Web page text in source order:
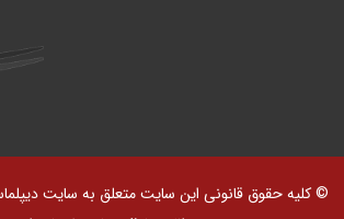
© کلیه حقوق قانونی این سایت متعلق به سایت